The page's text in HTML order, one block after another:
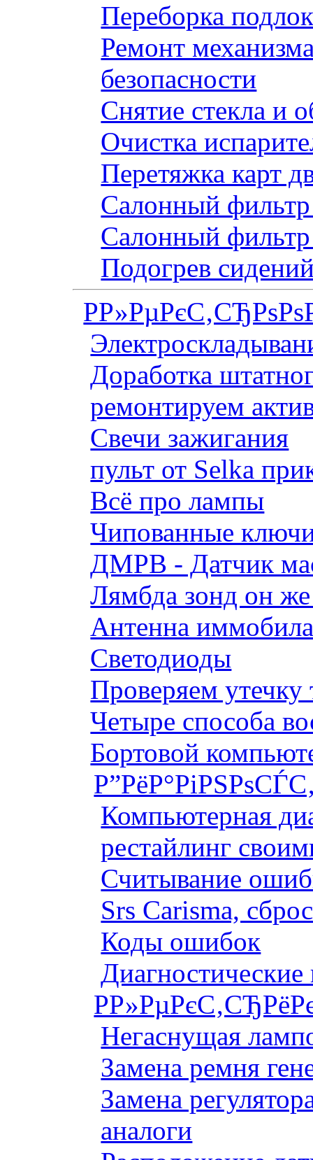
Переборка
Ремонт
безопасности
Снятие стекла и
Очистка
Перетяжка карт
Салонный фильтр
Салонный фильтр
Подогрев
Доработка
ремонтируем
Свечи зажигания
пульт от Selka
Всё про лампы
Чипованные
ДМРВ - Датчик
Лямбда зонд он
Антенна
Светодиоды
Проверяем утечку
Четыре способа
Бортовой
Компьютерная
рестайлинг
Считывание
Srs Carisma,
Коды ошибок
Негаснущая
Замена ремня
Замена
аналоги